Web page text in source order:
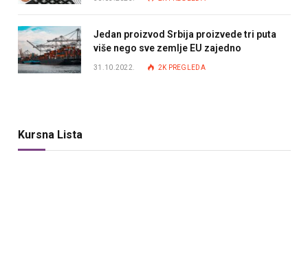
Jedan proizvod Srbija proizvede tri puta
više nego sve zemlje EU zajedno
31.10.2022. 2K PREGLEDA
Kursna Lista